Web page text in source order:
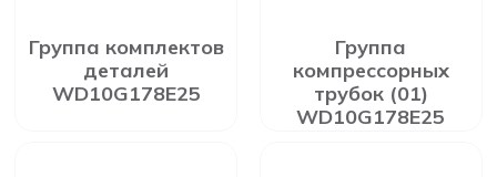
Группа комплектов
деталей
WD10G178E25
Группа
компрессорных
трубок (01)
WD10G178E25